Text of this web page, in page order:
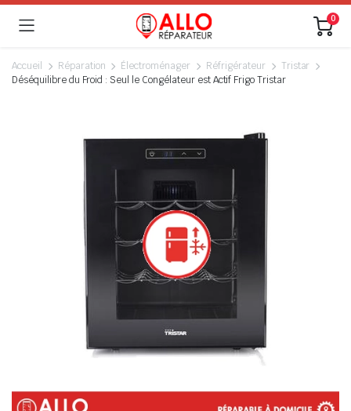
0
Accueil Réparation Électroménager Réfrigérateur
Tristar
Déséquilibre du Froid : Seul le Congélateur est Actif Frigo Tristar